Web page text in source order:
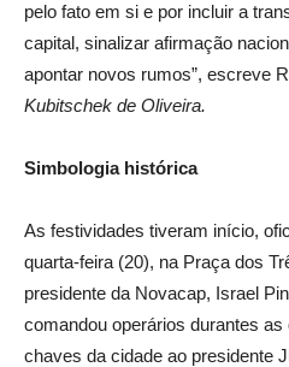
pelo fato em si e por incluir a
capital, sinalizar afirmação
apontar novos rumos”, escreve
Kubitschek de Oliveira.
Simbologia histórica
As festividades tiveram início,
quarta-feira (20), na Praça dos
presidente da Novacap, Israel
comandou operários durantes as
chaves da cidade ao presidente